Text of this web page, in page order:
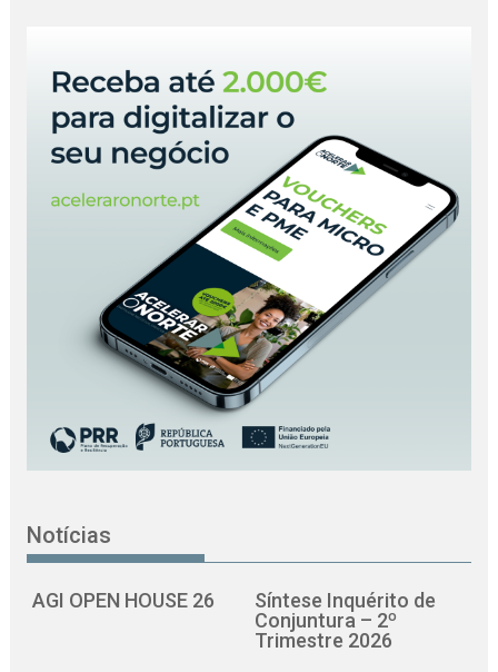
Notícias
AGI OPEN HOUSE 26
Síntese Inquérito de
Conjuntura – 2º
Trimestre 2026